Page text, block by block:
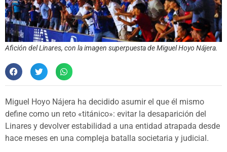
Afición del Linares, con la imagen superpuesta de Miguel Hoyo Nájera.
Miguel Hoyo Nájera ha decidido asumir el que él mismo
define como un reto «titánico»: evitar la desaparición del
Linares y devolver estabilidad a una entidad atrapada desde
hace meses en una compleja batalla societaria y judicial.